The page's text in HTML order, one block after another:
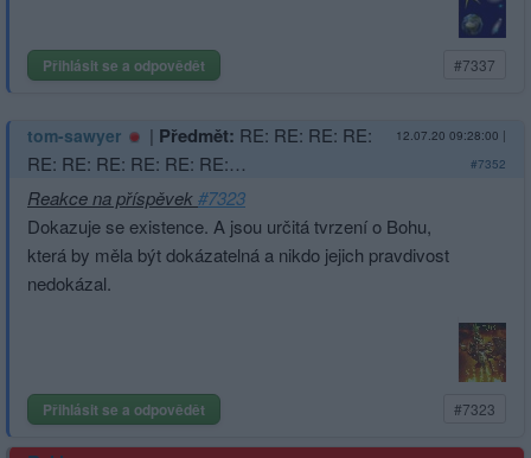
Přihlásit se a odpovědět #7337
tom-sawyer | Předmět: RE: RE: RE: RE:
RE: RE: RE: RE: RE: RE:…
12.07.20 09:28:00 |
#7352
Reakce na příspěvek#7323
Dokazuje se existence. A jsou určitá tvrzení o Bohu,
která by měla být dokázatelná a nikdo jejich pravdivost
nedokázal.
Přihlásit se a odpovědět #7323